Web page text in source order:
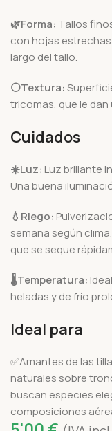
🌿Forma: Tallos
con hojas
largo del tallo.
⚪Textura:
tricomas, que le
Cuidados
☀️Luz: Luz brillante
Una buena
💧Riego:
semana según
que se seque
🌡️Temperatura:
heladas y de frío
Ideal para
✅Amantes de las
naturales sobre
buscan especies
composiciones